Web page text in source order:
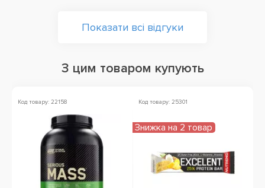
Показати всі відгуки
З цим товаром купують
Код товару: 22158 Код товару: 25301
Знижка на 2 товар